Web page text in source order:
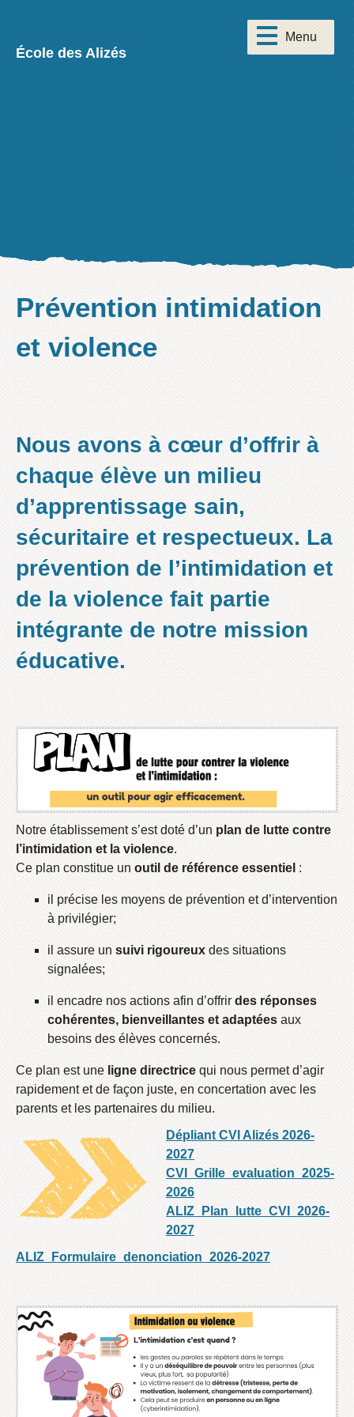
École des Alizés
Prévention intimidation
et violence
Nous avons à cœur d’offrir à
chaque élève un milieu
d’apprentissage sain,
sécuritaire et respectueux. La
prévention de l’intimidation et
de la violence fait partie
intégrante de notre mission
éducative.
Notre établissement s’est doté d’un plan de lutte contre
l’intimidation et la violence.
Ce plan constitue un outil de référence essentiel :
il précise les moyens de prévention et d’intervention
à privilégier;
il assure un suivi rigoureux des situations
signalées;
il encadre nos actions afin d’offrir des réponses
cohérentes, bienveillantes et adaptées aux
besoins des élèves concernés.
Ce plan est une ligne directrice qui nous permet d’agir
rapidement et de façon juste, en concertation avec les
parents et les partenaires du milieu.
Dépliant CVI Alizés 2026-
2027
CVI_Grille_evaluation_2025-
2026
ALIZ_Plan_lutte_CVI_2026-
2027
ALIZ_Formulaire_denonciation_2026-2027